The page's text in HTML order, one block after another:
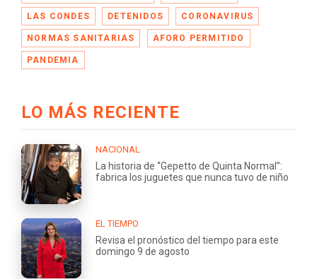
LAS CONDES DETENIDOS CORONAVIRUS
NORMAS SANITARIAS AFORO PERMITIDO
PANDEMIA
LO MÁS RECIENTE
NACIONAL
La historia de “Gepetto de Quinta Normal”:
fabrica los juguetes que nunca tuvo de niño
EL TIEMPO
Revisa el pronóstico del tiempo para este
domingo 9 de agosto